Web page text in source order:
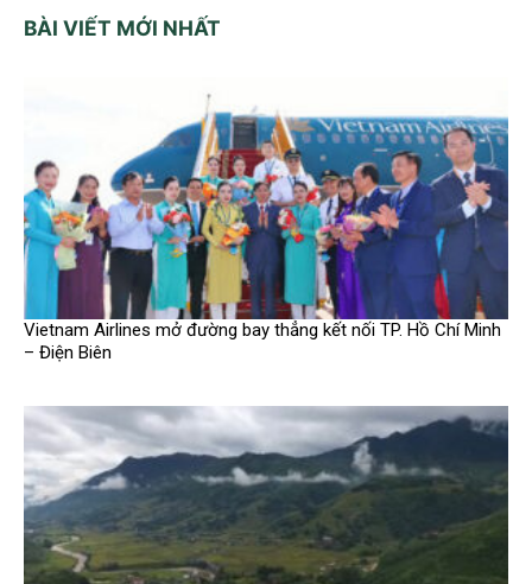
BÀI VIẾT MỚI NHẤT
Vietnam Airlines mở đường bay thẳng kết nối TP. Hồ Chí Minh
– Điện Biên